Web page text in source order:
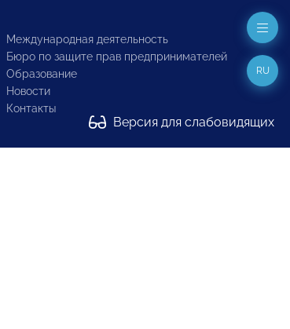
Международная деятельность
Бюро по защите прав предпринимателей
Образование
Новости
Контакты
Версия для слабовидящих
RU